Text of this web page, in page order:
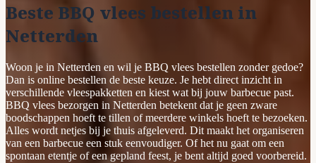
Beste BBQ vlees bestellen in
Netterden
Woon je in Netterden en wil je BBQ vlees bestellen zonder gedoe?
Dan is online bestellen de beste keuze. Je hebt direct inzicht in
verschillende vleespakketten en kiest wat bij jouw barbecue past.
BBQ vlees bezorgen in Netterden betekent dat je geen zware
boodschappen hoeft te tillen of meerdere winkels hoeft te bezoeken.
Alles wordt netjes bij je thuis afgeleverd. Dit maakt het organiseren
van een barbecue een stuk eenvoudiger. Of het nu gaat om een
spontaan etentje of een gepland feest, je bent altijd goed voorbereid.